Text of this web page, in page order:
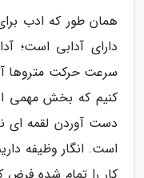
همان طور که ادب
دارای آدابی است؛
سرعت حرکت متروها
کنیم که بخش مهمی
دست آوردن لقمه ای
است. انگار وظیفه